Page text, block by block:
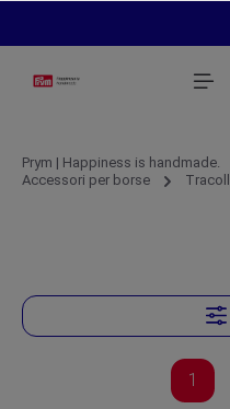
Prym | Happiness is handmade.
Accessori per borse
1